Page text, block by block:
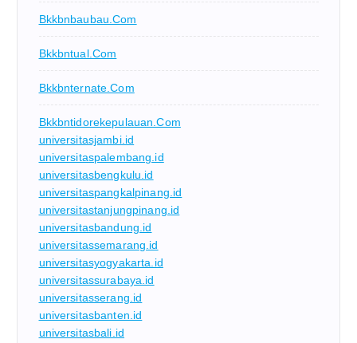
Bkkbnbaubau.com
Bkkbntual.com
Bkkbnternate.com
Bkkbntidorekepulauan.com
universitasjambi.id
universitaspalembang.id
universitasbengkulu.id
universitaspangkalpinang.id
universitastanjungpinang.id
universitasbandung.id
universitassemarang.id
universitasyogyakarta.id
universitassurabaya.id
universitasserang.id
universitasbanten.id
universitasbali.id